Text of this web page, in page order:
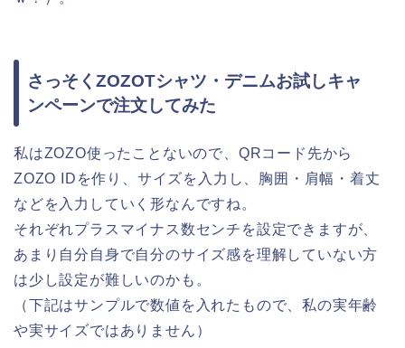
さっそくZOZOTシャツ・デニムお試しキャ
ンペーンで注文してみた
私はZOZO使ったことないので、QRコード先から
ZOZO IDを作り、サイズを入力し、胸囲・肩幅・着丈
などを入力していく形なんですね。
それぞれプラスマイナス数センチを設定できますが、
あまり自分自身で自分のサイズ感を理解していない方
は少し設定が難しいのかも。
（下記はサンプルで数値を入れたもので、私の実年齢
や実サイズではありません）